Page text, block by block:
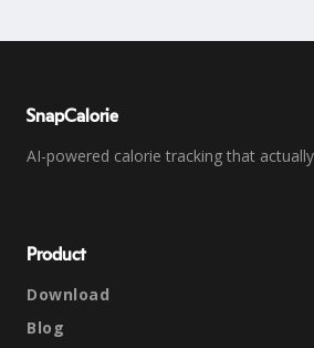
SnapCalorie
AI-powered calorie tracking that
Product
Download
Blog